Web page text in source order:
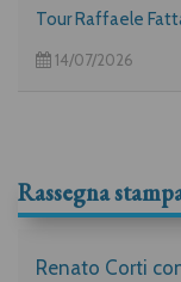
Tour Raffaele
14/07/2026
Rassegna
Renato Corti